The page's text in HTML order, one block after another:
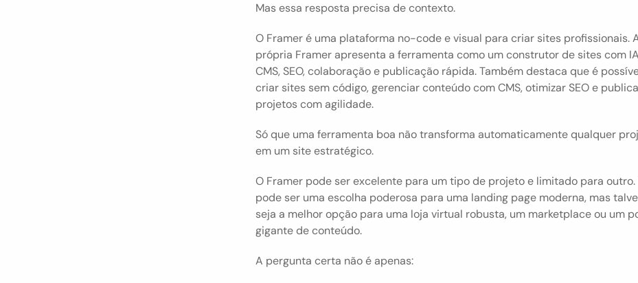
Mas essa resposta precisa de contexto.
O Framer é uma plataforma no-code e visual para criar sites profissionais.
própria Framer apresenta a ferramenta como um construtor de sites com
CMS, SEO, colaboração e publicação rápida. Também destaca que é
criar sites sem código, gerenciar conteúdo com CMS, otimizar SEO e
projetos com agilidade.
Só que uma ferramenta boa não transforma automaticamente qualquer
em um site estratégico.
O Framer pode ser excelente para um tipo de projeto e limitado para outro.
pode ser uma escolha poderosa para uma landing page moderna, mas
seja a melhor opção para uma loja virtual robusta, um marketplace ou um
gigante de conteúdo.
A pergunta certa não é apenas: